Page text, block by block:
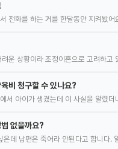
전화를 하는 거를 한달동안 지켜봤
운 상황이라 조정이혼으로 고려하고
비 청구할 수 있나요?
서 아이가 생겼는데 이 사실을 알렸
없을까요?
은데 남편은 죽어라 안된다고 합니다.